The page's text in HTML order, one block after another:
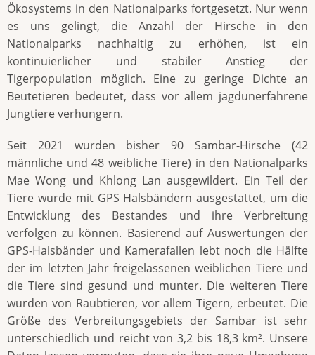
Ökosystems in den Nationalparks fortgesetzt. Nur wenn
es uns gelingt, die Anzahl der Hirsche in den
Nationalparks nachhaltig zu erhöhen, ist ein
kontinuierlicher und stabiler Anstieg der
Tigerpopulation möglich. Eine zu geringe Dichte an
Beutetieren bedeutet, dass vor allem jagdunerfahrene
Jungtiere verhungern.
Seit 2021 wurden bisher 90 Sambar-Hirsche (42
männliche und 48 weibliche Tiere) in den Nationalparks
Mae Wong und Khlong Lan ausgewildert. Ein Teil der
Tiere wurde mit GPS Halsbändern ausgestattet, um die
Entwicklung des Bestandes und ihre Verbreitung
verfolgen zu können. Basierend auf Auswertungen der
GPS-Halsbänder und Kamerafallen lebt noch die Hälfte
der im letzten Jahr freigelassenen weiblichen Tiere und
die Tiere sind gesund und munter. Die weiteren Tiere
wurden von Raubtieren, vor allem Tigern, erbeutet. Die
Größe des Verbreitungsgebiets der Sambar ist sehr
unterschiedlich und reicht von 3,2 bis 18,3 km². Unsere